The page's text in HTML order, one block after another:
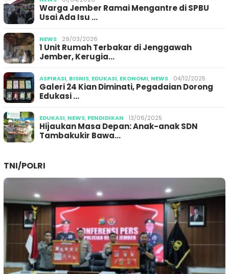
Warga Jember Ramai Mengantre di SPBU
Usai Ada Isu …
NEWS 29/03/2026
1 Unit Rumah Terbakar di Jenggawah
Jember, Kerugia…
ASPIRASI, BISNIS, EDUKASI, EKONOMI, NEWS 04/12/2025
Galeri 24 Kian Diminati, Pegadaian Dorong
Edukasi …
EDUKASI, NEWS, PENDIDIKAN 13/06/2025
Hijaukan Masa Depan: Anak-anak SDN
Tambakukir Bawa…
TNI/POLRI